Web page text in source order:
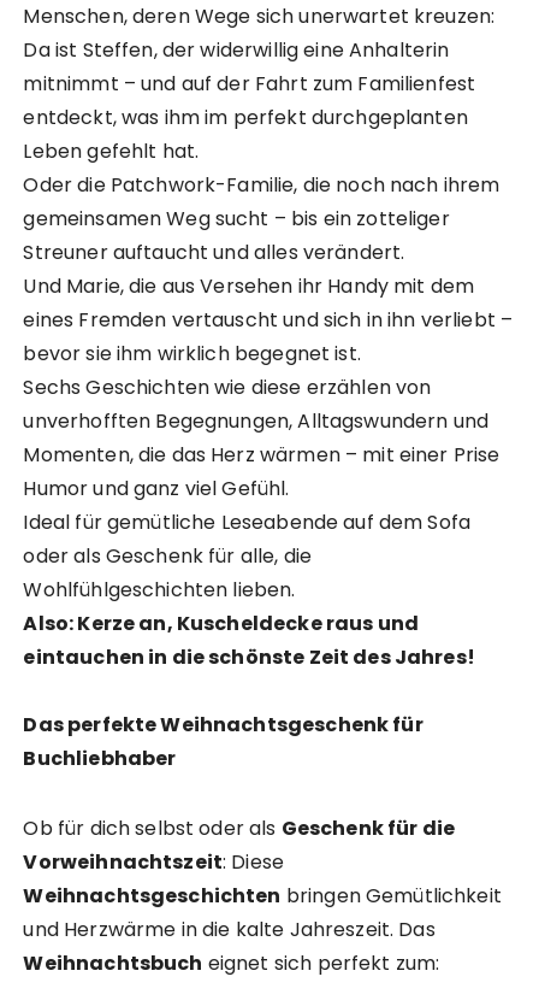
Menschen, deren Wege sich unerwartet kreuzen:
Da ist Steffen, der widerwillig eine Anhalterin
mitnimmt – und auf der Fahrt zum Familienfest
entdeckt, was ihm im perfekt durchgeplanten
Leben gefehlt hat.
Oder die Patchwork-Familie, die noch nach ihrem
gemeinsamen Weg sucht – bis ein zotteliger
Streuner auftaucht und alles verändert.
Und Marie, die aus Versehen ihr Handy mit dem
eines Fremden vertauscht und sich in ihn verliebt –
bevor sie ihm wirklich begegnet ist.
Sechs Geschichten wie diese erzählen von
unverhofften Begegnungen, Alltagswundern und
Momenten, die das Herz wärmen – mit einer Prise
Humor und ganz viel Gefühl.
Ideal für gemütliche Leseabende auf dem Sofa
oder als Geschenk für alle, die
Wohlfühlgeschichten lieben.
Also: Kerze an, Kuscheldecke raus und
eintauchen in die schönste Zeit des Jahres!
Das perfekte Weihnachtsgeschenk für
Buchliebhaber
Ob für dich selbst oder als Geschenk für die
Vorweihnachtszeit: Diese
Weihnachtsgeschichten bringen Gemütlichkeit
und Herzwärme in die kalte Jahreszeit. Das
Weihnachtsbuch eignet sich perfekt zum: